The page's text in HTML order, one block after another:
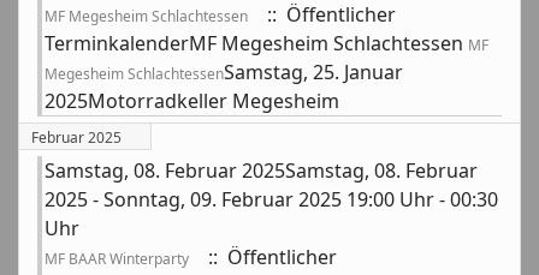
MF Megesheim Schlachtessen
:: Öffentlicher
TerminkalenderMF Megesheim Schlachtessen MF
Megesheim SchlachtessenSamstag, 25. Januar
2025Motorradkeller Megesheim
Februar 2025
Samstag, 08. Februar 2025Samstag, 08. Februar
2025 - Sonntag, 09. Februar 2025 19:00 Uhr - 00:30
Uhr
MF BAAR Winterparty
:: Öffentlicher